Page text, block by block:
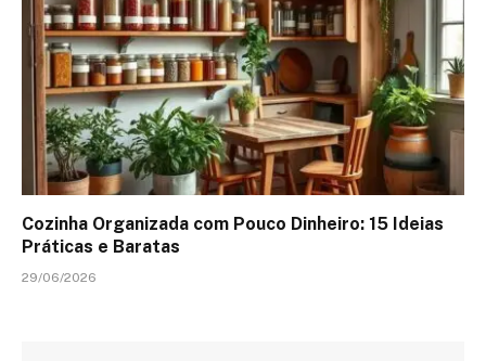
Cozinha Organizada com Pouco Dinheiro: 15 Ideias
Práticas e Baratas
29/06/2026